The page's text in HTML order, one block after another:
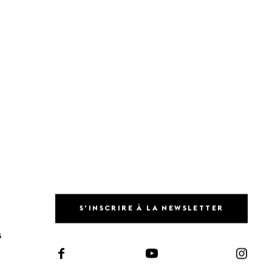
S'INSCRIRE À LA NEWSLETTER